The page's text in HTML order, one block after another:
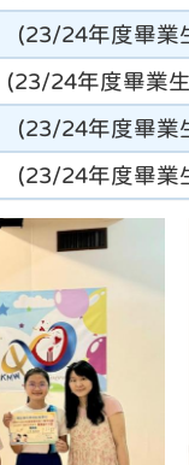
(23/24年度畢業
(23/24年度畢業
(23/24年度畢業
(23/24年度畢業